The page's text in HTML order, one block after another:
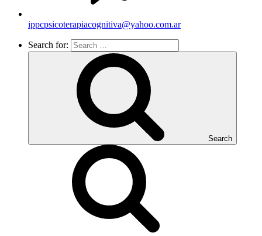
ippcpsicoterapiacognitiva@yahoo.com.ar
Search for:
Search